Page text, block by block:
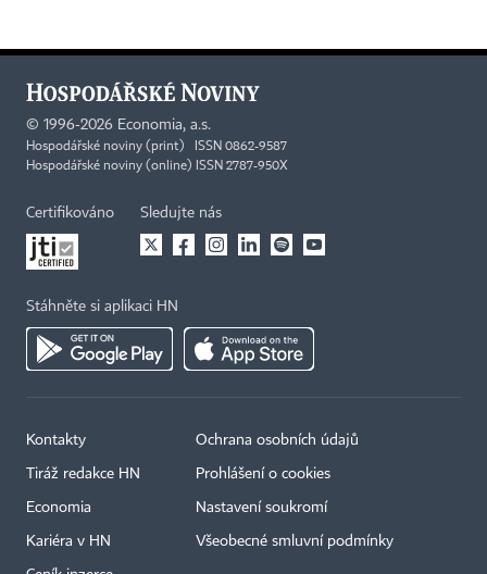
© 1996-2026 Economia, a.s.
Hospodářské noviny (print) ISSN 0862-9587
Hospodářské noviny (online) ISSN 2787-950X
Certifikováno Sledujte nás
Stáhněte si aplikaci HN
Kontakty
Tiráž redakce HN
Economia
Kariéra v HN
Ochrana osobních údajů
Prohlášení o cookies
Nastavení soukromí
Všeobecné smluvní podmínky